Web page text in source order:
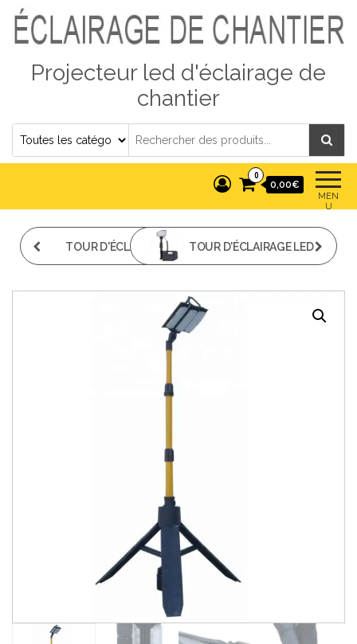
Projecteur led d'éclairage de
chantier
MEN
U
0
0,00€
TOUR D'ÉCLAIRAGE TOUR D'ÉCLAIRAGE LED
RECHARGEABLE